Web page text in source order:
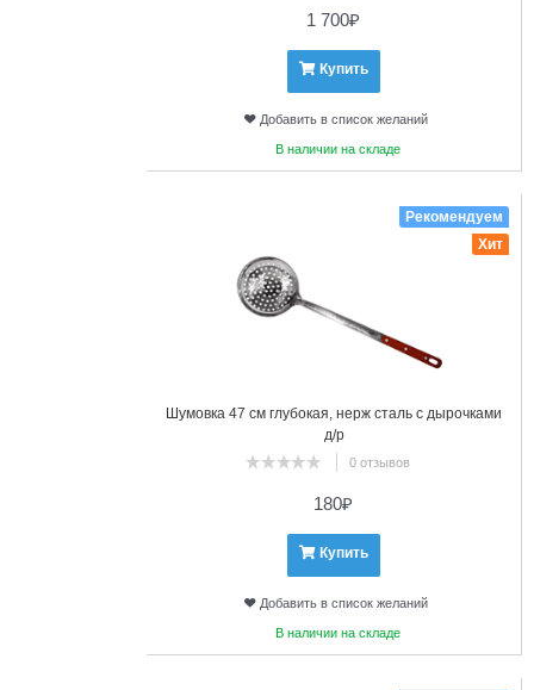
1 700₽
Купить
Добавить в список желаний
В наличии на складе
Шумовка 47 см глубокая, нерж сталь с дырочками
д/р
0 отзывов
Рекомендуем
Хит
180₽
Купить
Добавить в список желаний
В наличии на складе